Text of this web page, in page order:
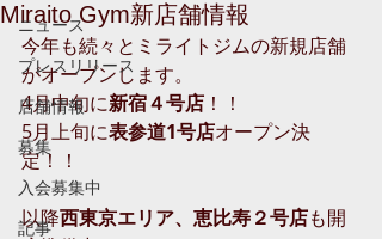
ニュース
プレスリリース
店舗情報
募集
入会募集中
記事
Miraito Gym新店舗情報
今年も続々とミライトジムの新規店舗
がオープンします。
4月中旬に新宿４号店 ！！
5月上旬に表参道1号店オープン決
定！！
以降西東京エリア、恵比寿２号店も開